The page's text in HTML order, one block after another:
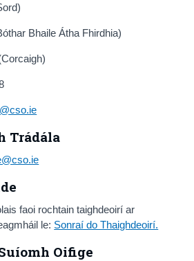
Bhaile Átha Fhirdhia)
Trádála
faoi rochtain taighdeoirí ar
le: Sonraí do Thaighdeoirí.
Oifige